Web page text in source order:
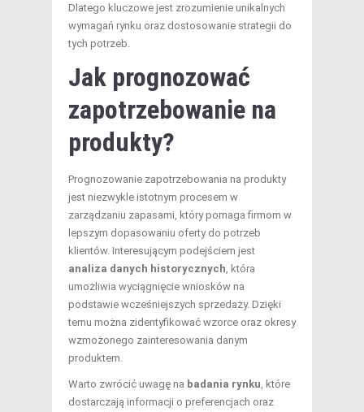
Dlatego kluczowe jest zrozumienie unikalnych
wymagań rynku oraz dostosowanie strategii do
tych potrzeb.
Jak prognozować
zapotrzebowanie na
produkty?
Prognozowanie zapotrzebowania na produkty
jest niezwykle istotnym procesem w
zarządzaniu zapasami, który pomaga firmom w
lepszym dopasowaniu oferty do potrzeb
klientów. Interesującym podejściem jest
analiza danych historycznych , która
umożliwia wyciągnięcie wniosków na
podstawie wcześniejszych sprzedaży. Dzięki
temu można zidentyfikować wzorce oraz okresy
wzmożonego zainteresowania danym
produktem.
Warto zwrócić uwagę na badania rynku , które
dostarczają informacji o preferencjach oraz